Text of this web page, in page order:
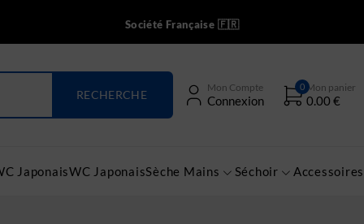
Société Française 🇫🇷
Mon Compte
Connexion
0 Mon panier
0.00 €
JaponaisWC JaponaisSèche Mains Séchoir Accessoires